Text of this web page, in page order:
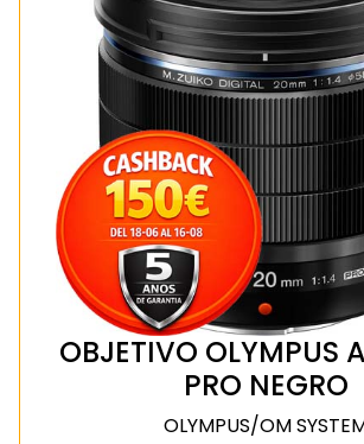
OBJETIVO OLYMPUS
PRO NEGRO
OLYMPUS/OM